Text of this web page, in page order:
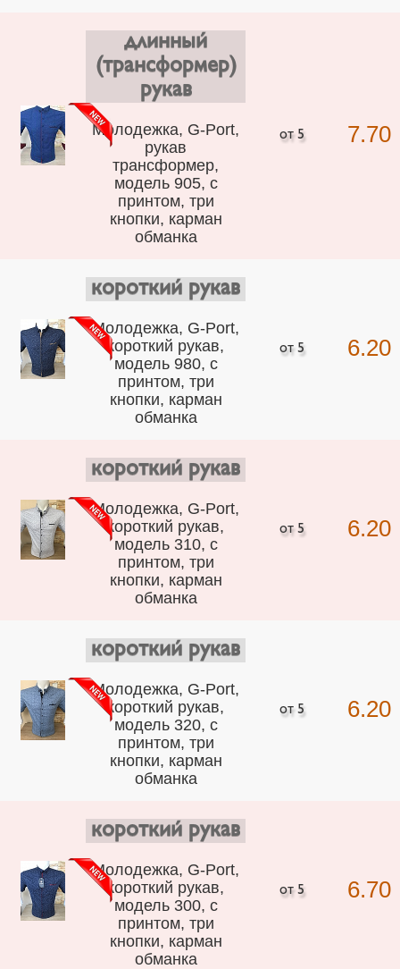
длинный
(трансформер)
рукав
Молодежка, G-Port,
рукав
трансформер,
модель 905, с
принтом, три
кнопки, карман
обманка
7.70
короткий рукав
Молодежка, G-Port,
короткий рукав,
модель 980, с
принтом, три
кнопки, карман
обманка
6.20
короткий рукав
Молодежка, G-Port,
короткий рукав,
модель 310, с
принтом, три
кнопки, карман
обманка
6.20
короткий рукав
Молодежка, G-Port,
короткий рукав,
модель 320, с
принтом, три
кнопки, карман
обманка
6.20
короткий рукав
Молодежка, G-Port,
короткий рукав,
модель 300, с
принтом, три
кнопки, карман
обманка
6.70